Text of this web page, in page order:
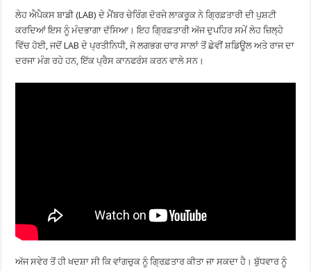
ਲੇਹ ਐਪੈਕਸ ਬਾਡੀ (LAB) ਦੇ ਮੈਂਬਰ ਚੇਰਿੰਗ ਦੋਰਜੇ ਲਾਕਰੂਕ ਨੇ ਗ੍ਰਿਫ਼ਤਾਰੀ ਦੀ ਪੁਸ਼ਟੀ
ਕਰਦਿਆਂ ਇਸ ਨੂੰ ਮੰਦਭਾਗਾ ਦੱਸਿਆ। ਇਹ ਗ੍ਰਿਫ਼ਤਾਰੀ ਅੱਜ ਦੁਪਹਿਰ ਸਮੇਂ ਲੇਹ ਜ਼ਿਲ੍ਹੇ
ਵਿੱਚ ਹੋਈ, ਜਦੋਂ LAB ਦੇ ਪ੍ਰਤੀਨਿਧੀ, ਜੋ ਲਗਭਗ ਚਾਰ ਸਾਲਾਂ ਤੋਂ ਛੇਵੀਂ ਸ਼ਡਿਊਲ ਅਤੇ ਰਾਜ ਦਾ
ਦਰਜਾ ਮੰਗ ਰਹੇ ਹਨ, ਇੱਕ ਪ੍ਰੈਸ ਕਾਨਫਰੰਸ ਕਰਨ ਵਾਲੇ ਸਨ।
ਅੱਜ ਸਵੇਰ ਤੋਂ ਹੀ ਖਦਸ਼ਾ ਸੀ ਕਿ ਵਾਂਗਚੁਕ ਨੂੰ ਗ੍ਰਿਫ਼ਤਾਰ ਕੀਤਾ ਜਾ ਸਕਦਾ ਹੈ। ਬੁੱਧਵਾਰ ਨੂੰ